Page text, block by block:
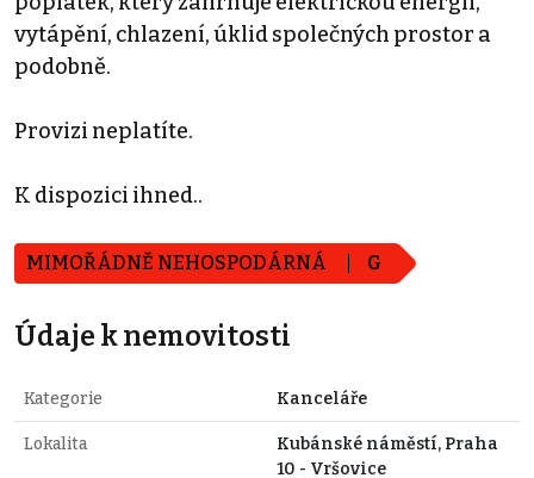
vytápění, chlazení, úklid společných prostor a
podobně.
Provizi neplatíte.
K dispozici ihned..
MIMOŘÁDNĚ NEHOSPODÁRNÁ G
Údaje k nemovitosti
Kategorie Kanceláře
Lokalita
Kubánské náměstí, Praha
10 - Vršovice